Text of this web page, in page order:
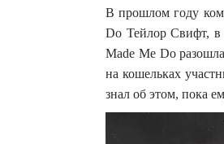
В прошлом году
Do Тейлор Свифт,
Made Me Do
на кошельках
знал об этом, пока